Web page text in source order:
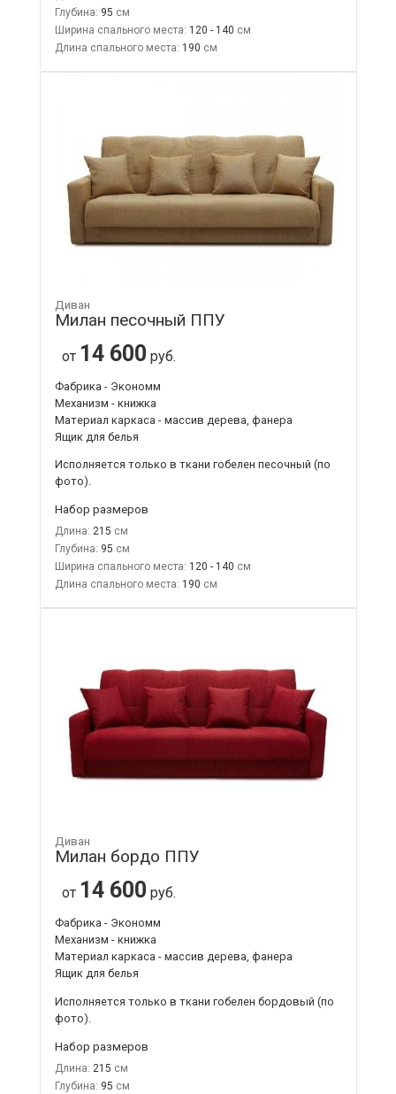
Глубина: 95
Ширина спального места: 120 - 140
Длина спального места: 190
Диван
Милан песочный ППУ
от 14 600 руб.
Фабрика - Экономм
Механизм - книжка
Материал каркаса - массив дерева, фанера
Ящик для белья
Исполняется только в ткани гобелен песочный (по
фото).
Набор размеров
Длина: 215
Глубина: 95
Ширина спального места: 120 - 140
Длина спального места: 190
Диван
Милан бордо ППУ
от 14 600 руб.
Фабрика - Экономм
Механизм - книжка
Материал каркаса - массив дерева, фанера
Ящик для белья
Исполняется только в ткани гобелен бордовый (по
фото).
Набор размеров
Длина: 215
Глубина: 95